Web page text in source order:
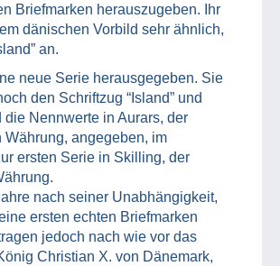
Briefmarken herauszugeben. Ihr
dänischen Vorbild sehr ähnlich,
an.
neue Serie herausgegeben. Sie
den Schriftzug “Island” und
die Nennwerte in Aurars, der
Währung, angegeben, im
ersten Serie in Skilling, der
nach seiner Unabhängigkeit,
ersten echten Briefmarken
jedoch nach wie vor das
Christian X. von Dänemark,